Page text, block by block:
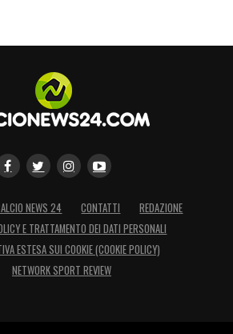
NEWS 24 CONTATTI
REDAZIONE
E TRATTAMENTO DEI DATI PERSONALI
ESTESA SUI COOKIE (COOKIE POLICY)
NETWORK SPORT REVIEW